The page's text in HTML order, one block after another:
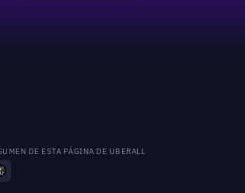
DE ESTA PÁGINA DE UBERALL